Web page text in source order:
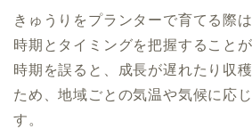
きゅうりをプランターで育てる際
時期とタイミングを把握すること
時期を誤ると、成長が遅れたり収
ため、地域ごとの気温や気候に応
す。